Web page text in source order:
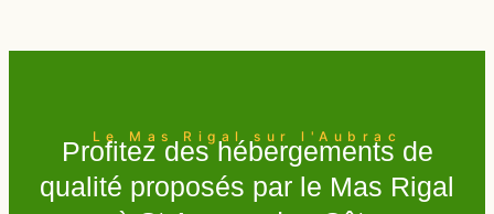
Le Mas Rigal sur l'Aubrac
Profitez des hébergements de
qualité proposés par le Mas Rigal